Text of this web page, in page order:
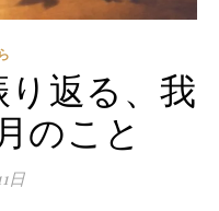
返る、我
のこと
日